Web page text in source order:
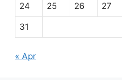
24 25 26 27
31
« Apr